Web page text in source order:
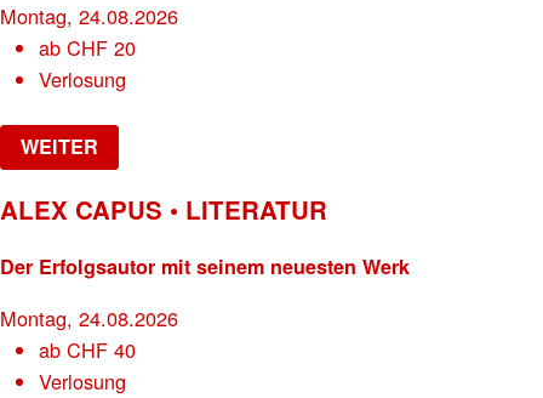
Montag, 24.08.2026
abCHF 20
Verlosung
WEITER
ALEX CAPUS • LITERATUR
Der Erfolgsautor mit seinem neuesten Werk
Montag, 24.08.2026
abCHF 40
Verlosung